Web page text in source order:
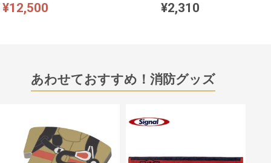
¥12,500 ¥2,310
あわせておすすめ！消防グッズ